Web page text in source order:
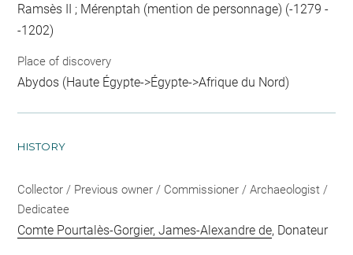
Ramsès II ; Mérenptah (mention de personnage) (-1279 -
-1202)
Place of discovery
Abydos (Haute Égypte->Égypte->Afrique du Nord)
HISTORY
Collector / Previous owner / Commissioner / Archaeologist /
Dedicatee
Comte Pourtalès-Gorgier, James-Alexandre de, Donateur